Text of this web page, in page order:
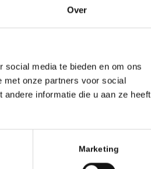
Over
media te bieden en om ons
met onze partners voor social
informatie die u aan ze heeft
Marketing
groeispurt en
science cluster in
BioPartner
biotechnologie in
in totaal bijna €